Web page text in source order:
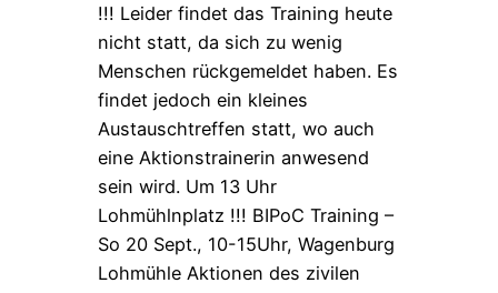
!!! Leider findet das Training heute
nicht statt, da sich zu wenig
Menschen rückgemeldet haben. Es
findet jedoch ein kleines
Austauschtreffen statt, wo auch
eine Aktionstrainerin anwesend
sein wird. Um 13 Uhr
Lohmühlnplatz !!! BIPoC Training –
So 20 Sept., 10-15Uhr, Wagenburg
Lohmühle Aktionen des zivilen